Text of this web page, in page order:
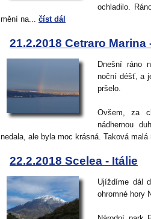
ochladilo.
mění na... číst dál
21.2.2018 Cetraro Marina
Dnešní ráno
noční déšť, a
pršelo.
Ovšem, za
nádhernou
nedala, ale byla moc krásná. Taková
22.2.2018 Scelea - Itálie
Ujíždíme dál
ohromné hory